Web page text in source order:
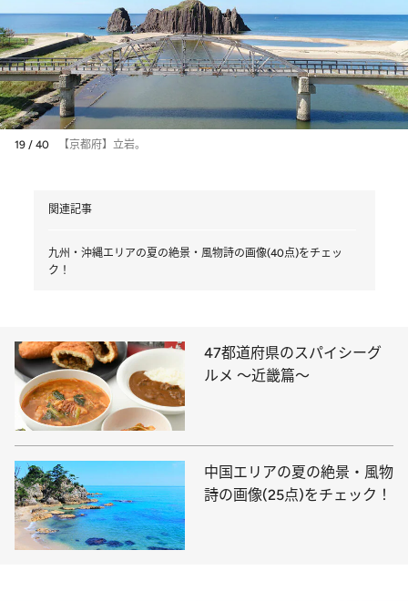
19 / 40 【京都府】立岩。
関連記事
九州・沖縄エリアの夏の絶景・風物詩の画像(40点)をチェッ
ク！
47都道府県のスパイシーグ
ルメ ～近畿篇～
中国エリアの夏の絶景・風物
詩の画像(25点)をチェック！